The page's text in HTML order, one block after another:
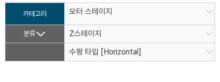
카테고리 모터 스테이지
분류
Z스테이지
수평 타입 [Horizontal]